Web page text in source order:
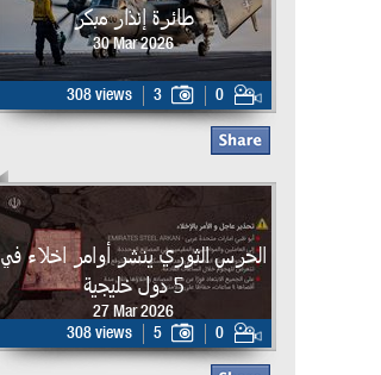
طائرة إنذار مبكر
30 Mar 2026
308 views 3 0
الحرس الثوري ينشر أوامر اخلاء في
5 دول خليجية
27 Mar 2026
308 views
5 0